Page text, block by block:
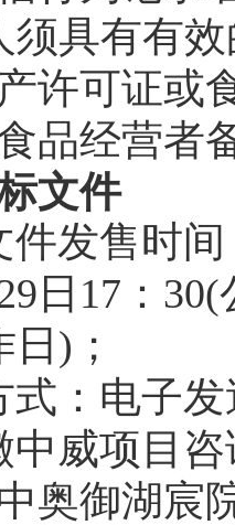
须具有有
许可证或
品经营者
文件
件发售时间
日 17：30(
日) ；
式：电子发
中威项目
奥御湖宸